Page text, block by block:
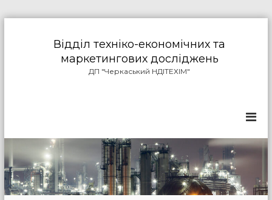
в
і
с
т
Відділ техніко-економічних та
маркетингових досліджень
ДП "Черкаський НДІТЕХІМ"